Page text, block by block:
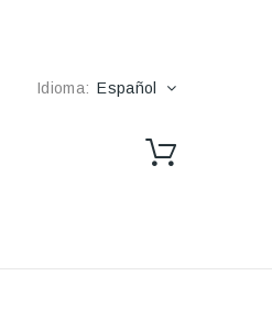
Idioma: Español